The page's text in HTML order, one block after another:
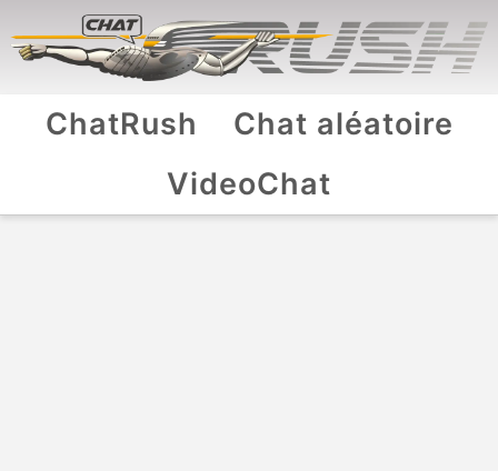
ChatRush
Chat aléatoire
VideoChat